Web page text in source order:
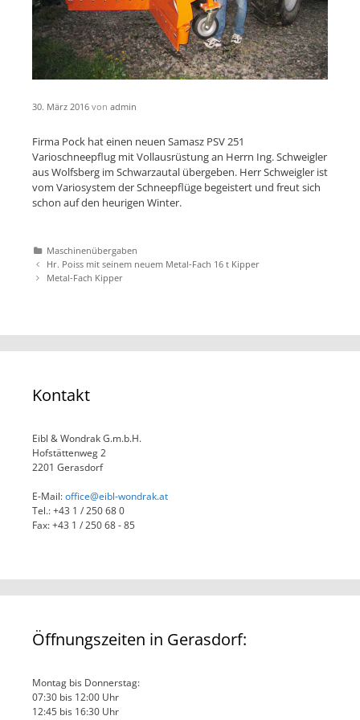
30. März 2016 von admin
Firma Pock hat einen neuen Samasz PSV 251
Varioschneepflug mit Vollausrüstung an Herrn Ing. Schweigler
aus Wolfsberg im Schwarzautal übergeben. Herr Schweigler ist
vom Variosystem der Schneepflüge begeistert und freut sich
schon auf den heurigen Winter.
Katgeorien
Maschinenübergaben
Artikel-
Navigation
Hr. Poiss mit seinem neuem Metal-Fach 16 t Kipper
Metal-Fach Kipper
Kontakt
Eibl & Wondrak G.m.b.H.
Hofstättenweg 2
2201 Gerasdorf
E-Mail:office@eibl-wondrak.at
Tel.: +43 1 / 250 68 0
Fax: +43 1 / 250 68 - 85
Öffnungszeiten in Gerasdorf:
Montag bis Donnerstag:
07:30 bis 12:00 Uhr
12:45 bis 16:30 Uhr